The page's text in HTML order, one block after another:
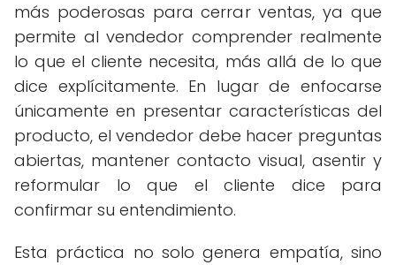
más poderosas para cerrar ventas, ya que
permite al vendedor comprender realmente
lo que el cliente necesita, más allá de lo que
dice explícitamente. En lugar de enfocarse
únicamente en presentar características del
producto, el vendedor debe hacer preguntas
abiertas, mantener contacto visual, asentir y
reformular lo que el cliente dice para
confirmar su entendimiento.
Esta práctica no solo genera empatía, sino